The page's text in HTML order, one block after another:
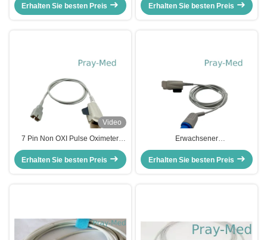
Oximeter Sensor
Erhalten Sie besten Preis
Pin digital
Erhalten Sie besten Preis
Video
7 Pin Non OXI Pulse Oximeter
Sensor-Finger-Clip-erwachsene
geduldige Klage
Erhalten Sie besten Preis
Erwachsener
wiederverwendbarer Finger-
Spitzen-Pulsoximeter der Sensor-
Spo2 für Nihon Kohden BSM8200
Erhalten Sie besten Preis